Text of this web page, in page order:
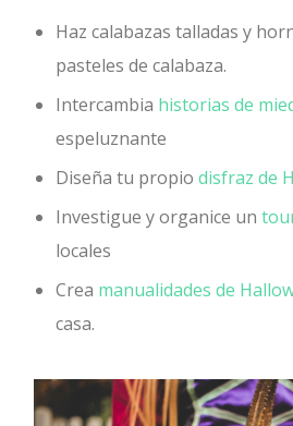
Haz calabazas talladas y
pasteles de calabaza.
Intercambia historias de
espeluznante
Diseña tu propiodisfraz de
Investigue y organice un
locales
Crea manualidades de
casa.